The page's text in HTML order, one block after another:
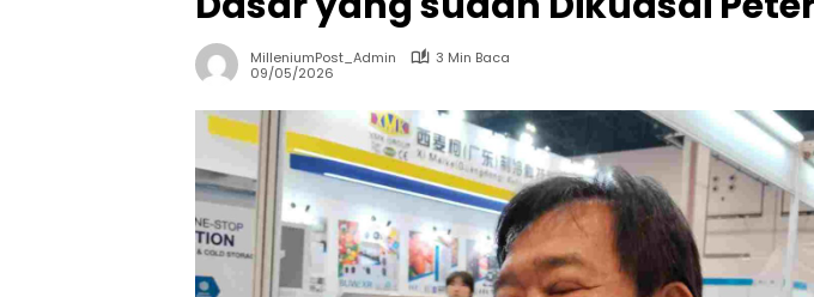
MilleniumPost_Admin
3 Min Baca
09/05/2026